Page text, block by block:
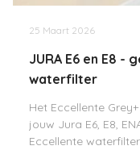
25 Maart 2026
JURA E6 en E8 -
waterfilter
Het Eccellente
jouw Jura E6, E8,
Eccellente